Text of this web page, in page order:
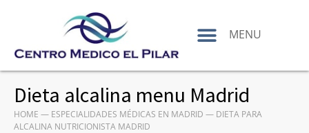
MENU
Dieta alcalina menu Madrid
HOME — ESPECIALIDADES MÉDICAS EN MADRID — DIETA PARA
ALCALINA NUTRICIONISTA MADRID